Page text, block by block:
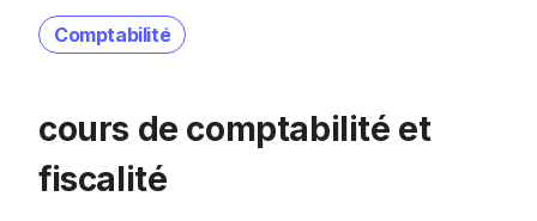
Comptabilité
cours de comptabilité et
fiscalité